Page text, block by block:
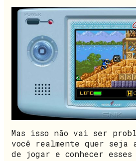
Mas isso não vai ser
você realmente quer seja
de jogar e conhecer